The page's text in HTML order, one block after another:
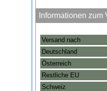
Informationen zum
Versand nach
Deutschland
Österreich
Restliche EU
Schweiz